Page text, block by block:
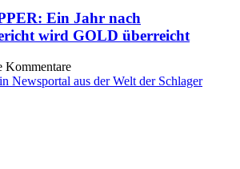
Ein Jahr nach
wird GOLD überreicht
Kommentare